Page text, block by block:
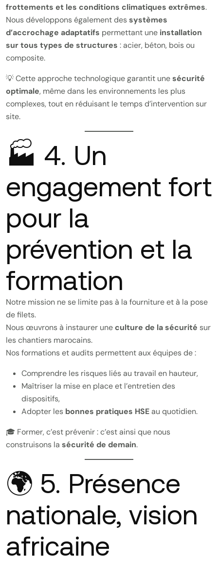
frottements et les conditions climatiques extrêmes.
Nous développons également dessystèmes
d’accrochage adaptatifs permettant une installation
sur tous types de structures : acier, béton, bois ou
composite.
💡 Cette approche technologique garantit unesécurité
optimale, même dans les environnements les plus
complexes, tout en réduisant le temps d’intervention sur
site.
🏭 4. Un
engagement fort
pour la
prévention et la
formation
Notre mission ne se limite pas à la fourniture et à la pose
de filets.
Nous œuvrons à instaurer uneculture de la sécurité sur
les chantiers marocains.
Nos formations et audits permettent aux équipes de :
Comprendre les risques liés au travail en hauteur,
Maîtriser la mise en place et l’entretien des
dispositifs,
Adopter les bonnes pratiques HSEau quotidien.
🎓 Former, c’est prévenir : c’est ainsi que nous
construisons la sécurité de demain.
🌍 5. Présence
nationale, vision
africaine